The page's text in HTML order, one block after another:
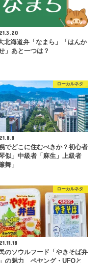
北海道弁「なまら」「はんか
」あと一つは？
ローカルネタ
でどこに住むべきか？初心者
琴似」中級者「麻生」上級者
舞」
ローカルネタ
のソウルフード「やきそば弁
の魅力 ペヤング・UFOと